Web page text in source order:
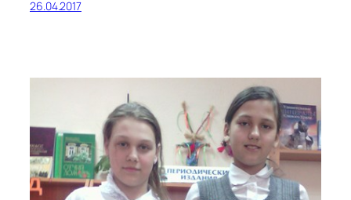
26.04.2017